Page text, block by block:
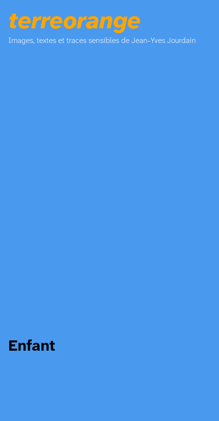
terreorange
Images, textes et traces sensibles de Jean-Yves Jourdain
Enfant